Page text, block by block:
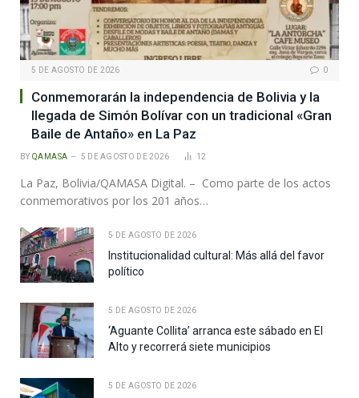
5 DE AGOSTO DE 2026 0
Conmemorarán la independencia de Bolivia y la
llegada de Simón Bolívar con un tradicional «Gran
Baile de Antaño» en La Paz
BY QAMASA 5 DE AGOSTO DE 2026 12
La Paz, Bolivia/QAMASA Digital. – Como parte de los actos
conmemorativos por los 201 años…
5 DE AGOSTO DE 2026
Institucionalidad cultural: Más allá del favor
político
5 DE AGOSTO DE 2026
‘Aguante Collita’ arranca este sábado en El
Alto y recorrerá siete municipios
5 DE AGOSTO DE 2026